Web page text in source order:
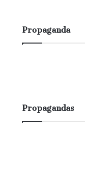
Propaganda
Propagandas